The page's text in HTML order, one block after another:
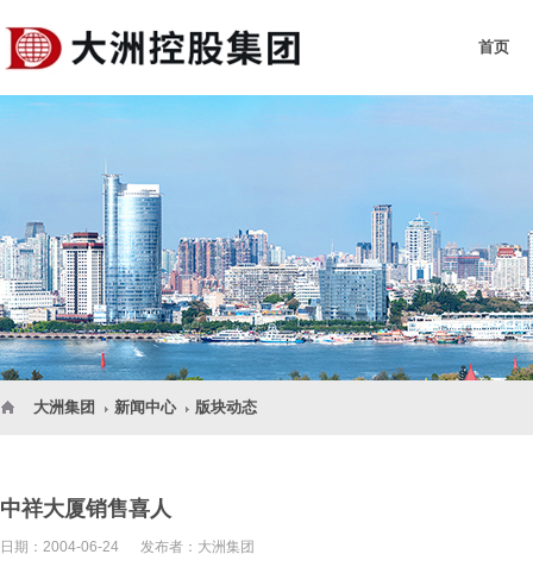
首页
大洲集团 新闻中心 版块动态
中祥大厦销售喜人
日期：2004-06-24 发布者：大洲集团